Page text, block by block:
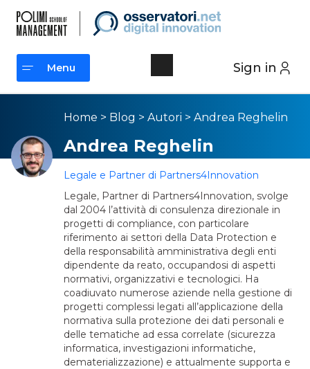
Sign in
Menu
Menu
Home > Blog > Autori > Andrea Reghelin
Andrea Reghelin
Legale e Partner di Partners4Innovation
Legale, Partner di Partners4Innovation, svolge
dal 2004 l’attività di consulenza direzionale in
progetti di compliance, con particolare
riferimento ai settori della Data Protection e
della responsabilità amministrativa degli enti
dipendente da reato, occupandosi di aspetti
normativi, organizzativi e tecnologici. Ha
coadiuvato numerose aziende nella gestione di
progetti complessi legati all’applicazione della
normativa sulla protezione dei dati personali e
delle tematiche ad essa correlate (sicurezza
informatica, investigazioni informatiche,
dematerializzazione) e attualmente supporta e